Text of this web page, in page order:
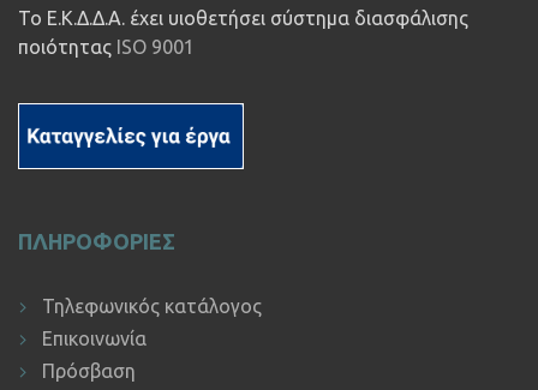
Το Ε.Κ.Δ.Δ.Α. έχει υιοθετήσει σύστημα διασφάλισης
ποιότητας ISO 9001
ΠΛΗΡΟΦΟΡΙΕΣ
Τηλεφωνικός κατάλογος
Επικοινωνία
Πρόσβαση